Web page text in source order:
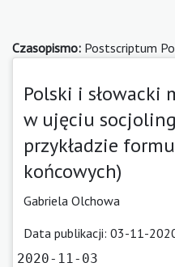
Czasopismo: Postscriptum
Polski i słowacki
w ujęciu
przykładzie
końcowych)
Gabriela Olchowa
Data publikacji: 03-11-
2020-11-03